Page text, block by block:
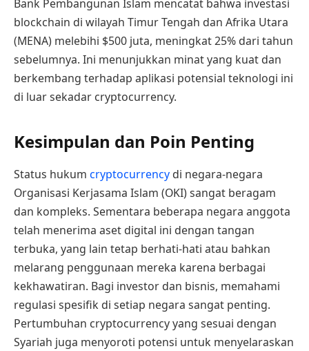
Bank Pembangunan Islam mencatat bahwa investasi
blockchain di wilayah Timur Tengah dan Afrika Utara
(MENA) melebihi $500 juta, meningkat 25% dari tahun
sebelumnya. Ini menunjukkan minat yang kuat dan
berkembang terhadap aplikasi potensial teknologi ini
di luar sekadar cryptocurrency.
Kesimpulan dan Poin Penting
Status hukum cryptocurrency di negara-negara
Organisasi Kerjasama Islam (OKI) sangat beragam
dan kompleks. Sementara beberapa negara anggota
telah menerima aset digital ini dengan tangan
terbuka, yang lain tetap berhati-hati atau bahkan
melarang penggunaan mereka karena berbagai
kekhawatiran. Bagi investor dan bisnis, memahami
regulasi spesifik di setiap negara sangat penting.
Pertumbuhan cryptocurrency yang sesuai dengan
Syariah juga menyoroti potensi untuk menyelaraskan